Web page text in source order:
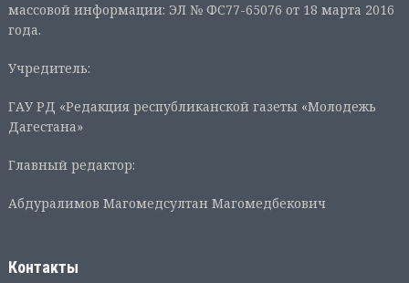
массовой информации: ЭЛ № ФС77-65076 от 18 марта 2016
года.
Учредитель:
ГАУ РД «Редакция республиканской газеты «Молодежь
Дагестана»
Главный редактор:
Абдуралимов Магомедсултан Магомедбекович
Контакты